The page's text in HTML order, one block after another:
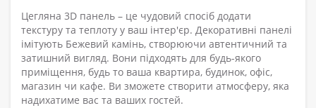
Цегляна 3D панель – це чудовий спосіб додати
текстуру та теплоту у ваш інтер'єр. Декоративні панелі
імітують Бежевий камінь, створюючи автентичний та
затишний вигляд. Вони підходять для будь-якого
приміщення, будь то ваша квартира, будинок, офіс,
магазин чи кафе. Ви зможете створити атмосферу, яка
надихатиме вас та ваших гостей.